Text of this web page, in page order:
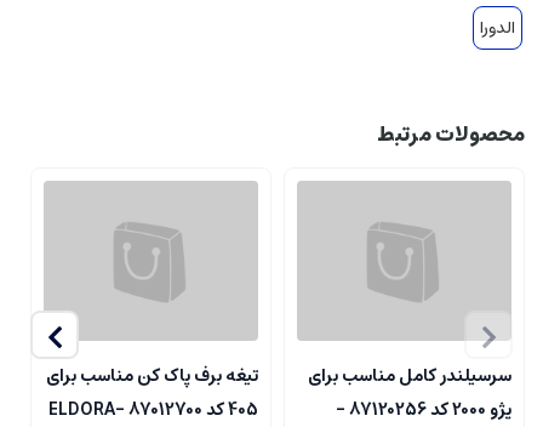
الدورا
محصولات مرتبط
سرسیلندر کامل مناسب برای
پژو 2000 کد 87120256 -
تیغه برف پاک کن مناسب برای
405 کد 87012700 -ELDORA